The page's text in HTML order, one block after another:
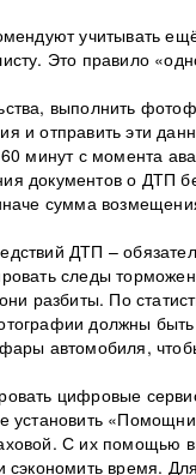
учитывать
Это правило
выполнить
и отправить эти
минут с момента
документов о ДТП
сумма
ДТП –
следы
разбиты. По
должны
автомобиля,
цифровые
установить
С их помощью
время.